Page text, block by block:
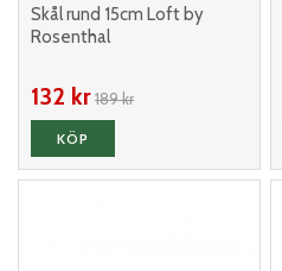
Skål rund 15cm Loft by
Rosenthal
132 kr189 kr
KÖP